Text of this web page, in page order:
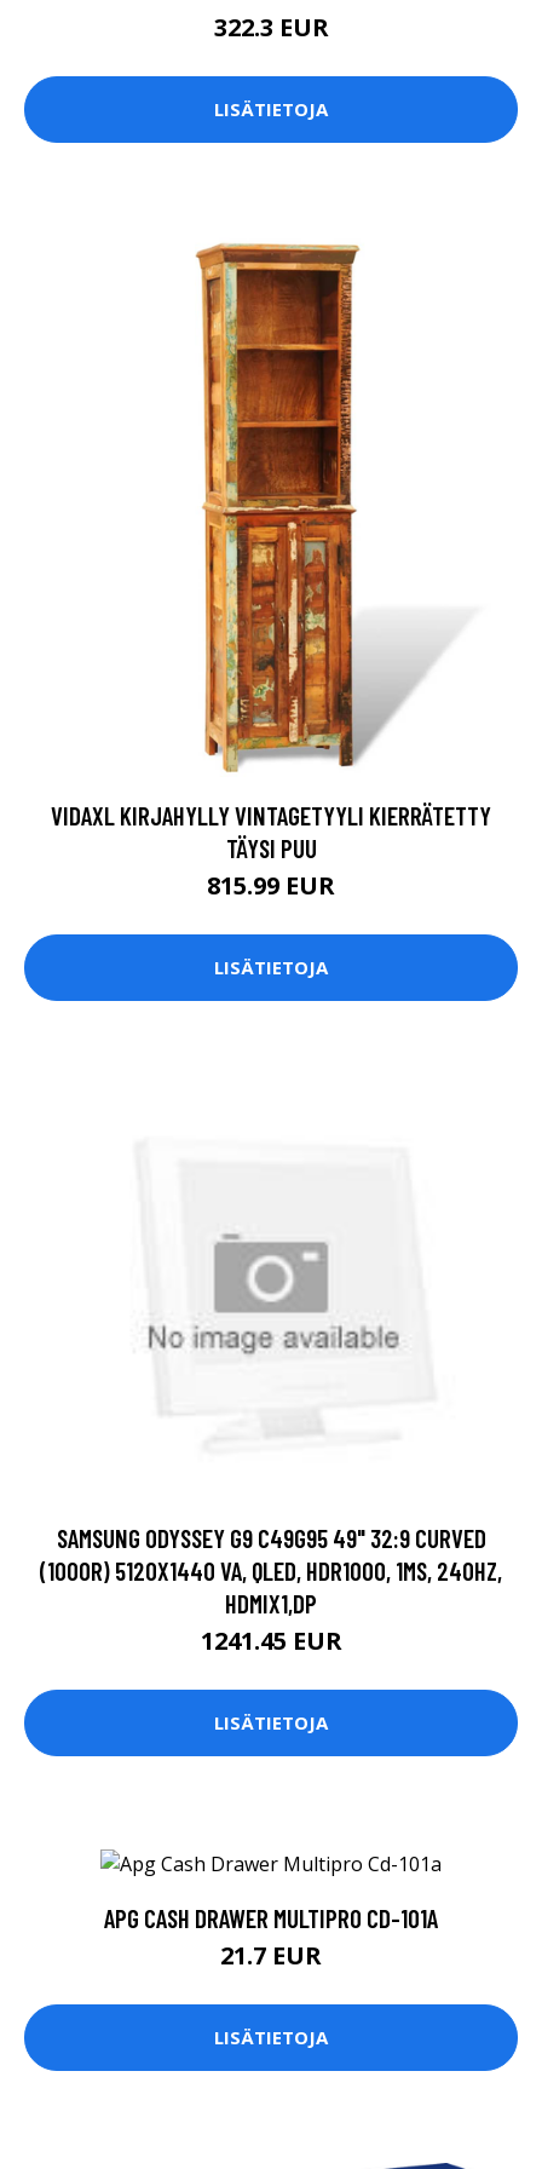
322.3 EUR
LISÄTIETOJA
VIDAXL KIRJAHYLLY VINTAGETYYLI KIERRÄTETTY
TÄYSI PUU
815.99 EUR
LISÄTIETOJA
SAMSUNG ODYSSEY G9 C49G95 49" 32:9 CURVED
(1000R) 5120X1440 VA, QLED, HDR1000, 1MS, 240HZ,
HDMIX1,DP
1241.45 EUR
LISÄTIETOJA
APG CASH DRAWER MULTIPRO CD-101A
21.7 EUR
LISÄTIETOJA